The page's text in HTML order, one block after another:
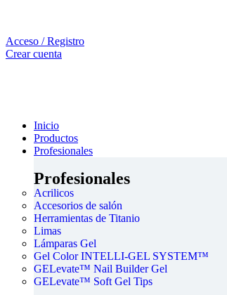
Acceso / Registro
Crear cuenta
Inicio
Productos
Profesionales
Profesionales
Acrilicos
Accesorios de salón
Herramientas de Titanio
Limas
Lámparas Gel
Gel Color INTELLI-GEL SYSTEM™
GELevate™ Nail Builder Gel
GELevate™ Soft Gel Tips